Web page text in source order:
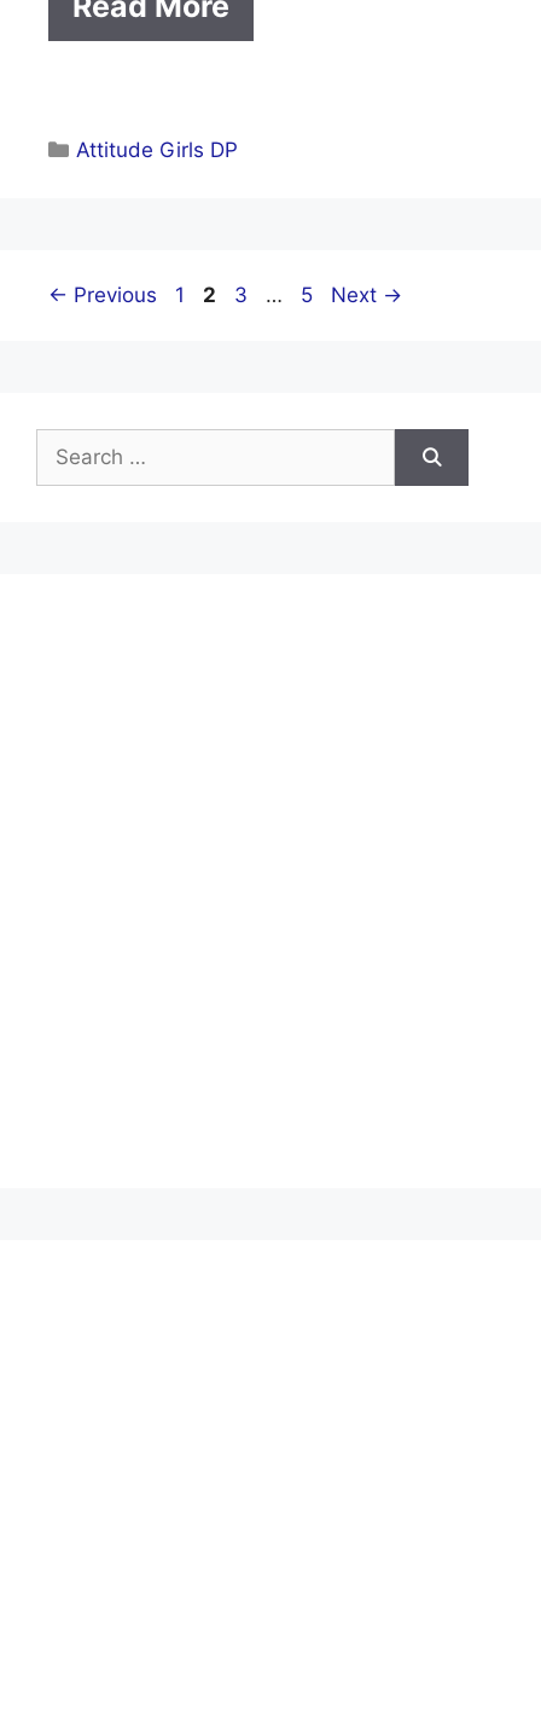
Categories
Attitude Girls DP
← Previous Page
1 Page
2 Page
3 … Page
5 Next →
Search
for: